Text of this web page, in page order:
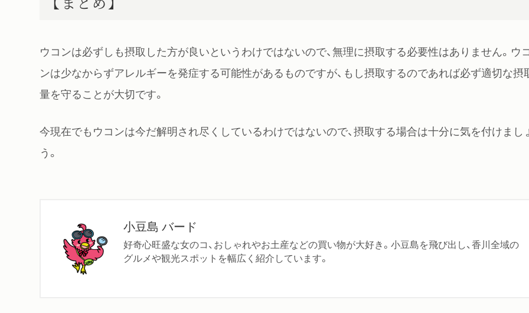
ウコンは必ずしも摂取した方が良いというわけではないので、無理に摂取する必要性はありません。ウ
ンは少なからずアレルギーを発症する可能性があるものですが、もし摂取するのであれば必ず適切な摂
量を守ることが大切です。
今現在でもウコンは今だ解明され尽くしているわけではないので、摂取する場合は十分に気を付けまし
う。
小豆島 バード
好奇心旺盛な女のコ、おしゃれやお土産などの買い物が大好き。小豆島を飛び出し、香川全域の
グルメや観光スポットを幅広く紹介しています。